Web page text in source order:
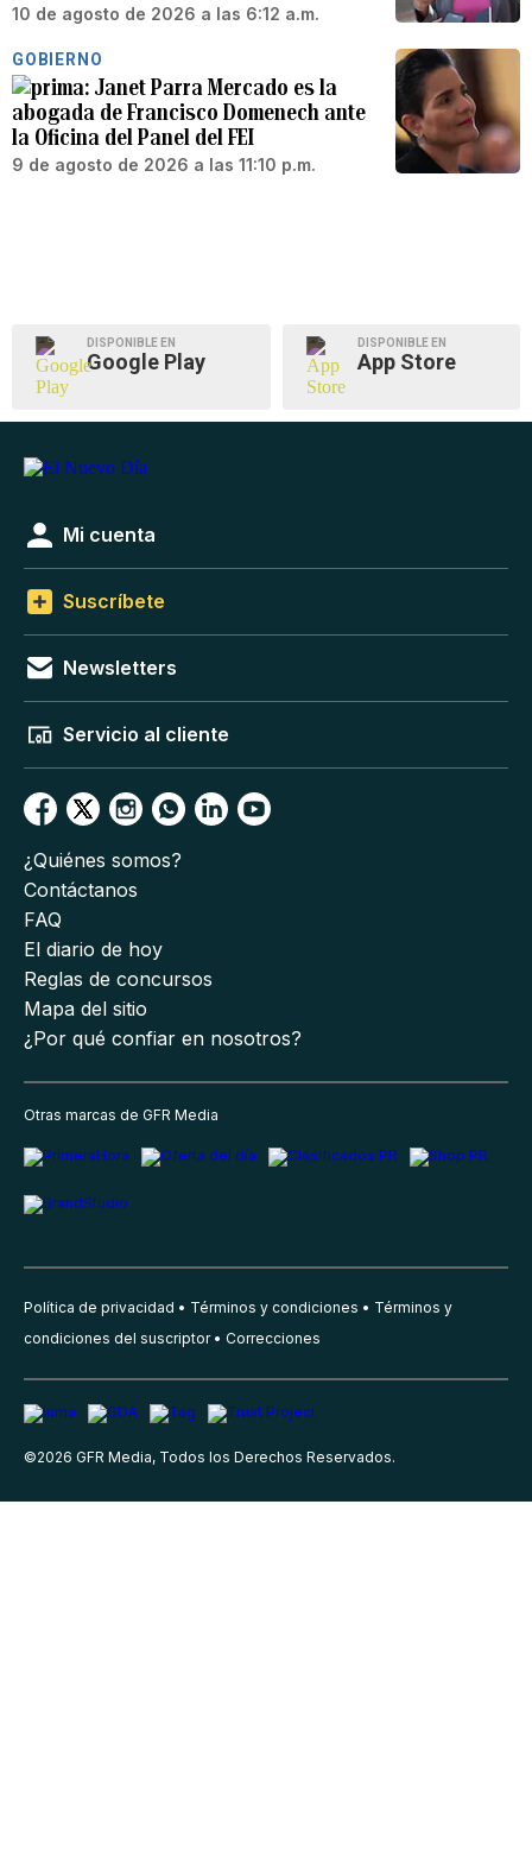
10 de agosto de 2026 a las 6:12 a.m.
GOBIERNO
Janet Parra Mercado es la
abogada de Francisco Domenech ante
la Oficina del Panel del FEI
9 de agosto de 2026 a las 11:10 p.m.
DISPONIBLE EN
Google Play
DISPONIBLE EN
App Store
Mi cuenta
Suscríbete
Newsletters
Servicio al cliente
¿Quiénes somos?
Contáctanos
FAQ
El diario de hoy
Reglas de concursos
Mapa del sitio
¿Por qué confiar en nosotros?
Otras marcas de GFR Media
Política de privacidad Términos y condiciones
Términos y
condiciones del suscriptor
Correcciones
©2026 GFR Media, Todos los Derechos Reservados.